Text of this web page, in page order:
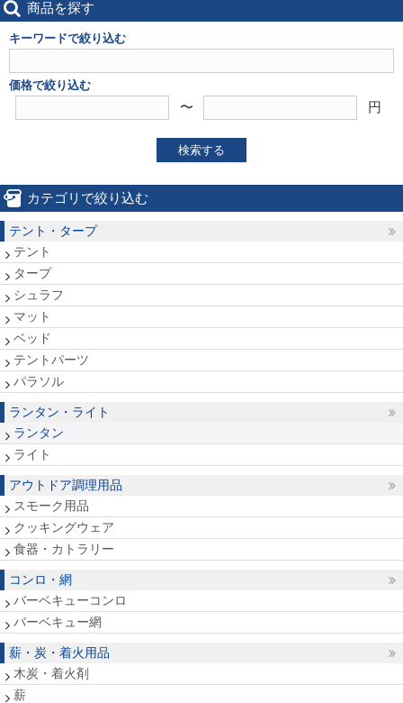
商品を探す
キーワードで絞り込む
価格で絞り込む
〜 円
検索する
カテゴリで絞り込む
テント・タープ
テント
タープ
シュラフ
マット
ベッド
テントパーツ
パラソル
ランタン・ライト
ランタン
ライト
アウトドア調理用品
スモーク用品
クッキングウェア
食器・カトラリー
コンロ・網
バーベキューコンロ
バーベキュー網
薪・炭・着火用品
木炭・着火剤
薪